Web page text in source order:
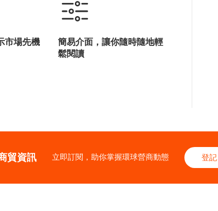
市場先機
簡易介面，讓你隨時隨地輕
鬆閱讀
貿資訊 立即訂閱，助你掌握環球營商動態 登記